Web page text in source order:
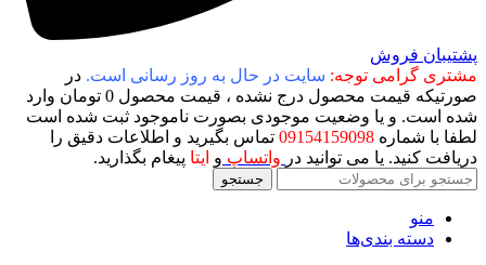
پشتیبان فروش
مشتری گرامی توجه: سایت در حال به روز رسانی است. در
صورتیکه قیمت محصول درج نشده ، قیمت محصول 0 تومان وارد
شده است. و یا وضعیت موجودی بصورت ناموجود ثبت شده است
لطفا با شماره 09154159098 تماس بگیرید و اطلاعات دقیق را
دریافت کنید. یا می توانید در واتساپ و ایتا پیغام بگذارید.
جستجو
منو
دسته بندی‌ها